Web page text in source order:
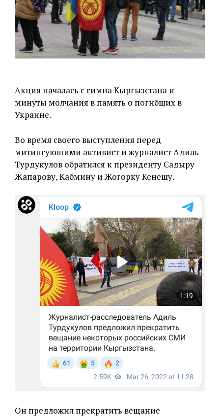
Акция началась с гимна Кыргызстана и
минуты молчания в память о погибших в
Украине.
Во время своего выступления перед
митингующими активист и журналист Адиль
Турдукулов обратился к президенту Садыру
Жапарову, Кабмину и Жогорку Кенешу.
Он предложил прекратить вещание